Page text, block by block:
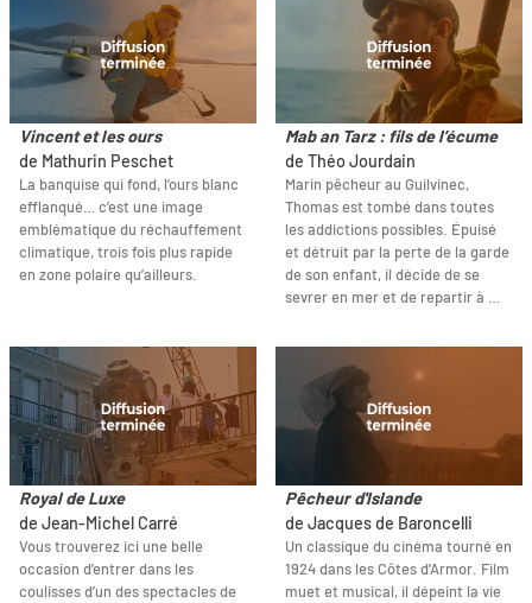
Vincent et les ours
de Mathurin Peschet
La banquise qui fond, l’ours blanc
efflanqué… c’est une image
emblématique du réchauffement
climatique, trois fois plus rapide
en zone polaire qu’ailleurs.
Mab an Tarz : fils de l’écume
de Théo Jourdain
Marin pêcheur au Guilvinec,
Thomas est tombé dans toutes
les addictions possibles. Épuisé
et détruit par la perte de la garde
de son enfant, il décide de se
sevrer en mer et de repartir à …
Royal de Luxe
de Jean-Michel Carré
Vous trouverez ici une belle
occasion d’entrer dans les
coulisses d’un des spectacles de
Pêcheur d'Islande
de Jacques de Baroncelli
Un classique du cinéma tourné en
1924 dans les Côtes d’Armor. Film
muet et musical, il dépeint la vie